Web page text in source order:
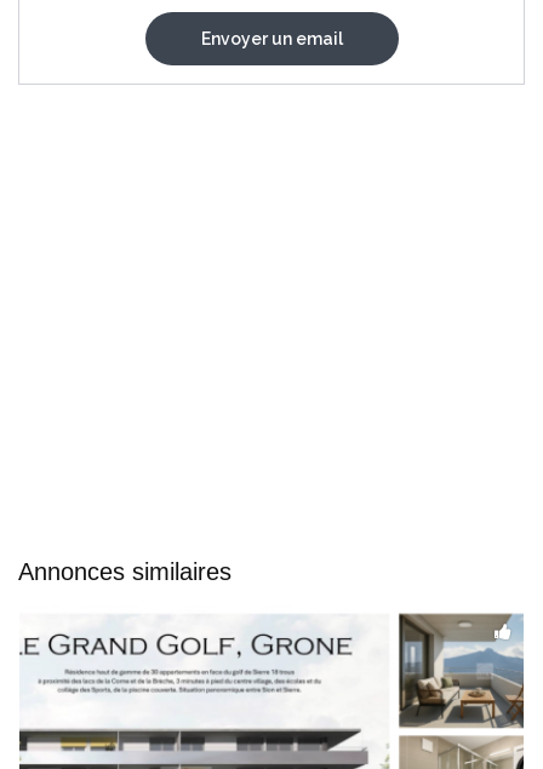
Annonces similaires